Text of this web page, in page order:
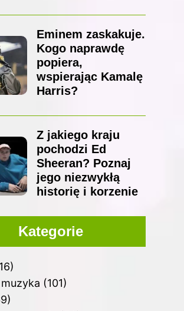
Eminem zaskakuje.
Kogo naprawdę
popiera,
wspierając Kamalę
Harris?
Z jakiego kraju
pochodzi Ed
Sheeran? Poznaj
jego niezwykłą
historię i korzenie
Kategorie
(101)